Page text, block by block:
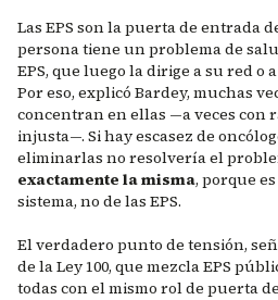
Las EPS son la puerta de entrada
persona tiene un problema de
EPS, que luego la dirige a su red o
Por eso, explicó Bardey, muchas
concentran en ellas —a veces con
injusta—. Si hay escasez de
eliminarlas no resolvería el
exactamente la misma, porque
sistema, no de las EPS.
El verdadero punto de tensión,
de la Ley 100, que mezcla EPS
todas con el mismo rol de puerta